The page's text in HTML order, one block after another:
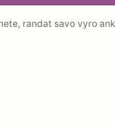
randat savo vyro